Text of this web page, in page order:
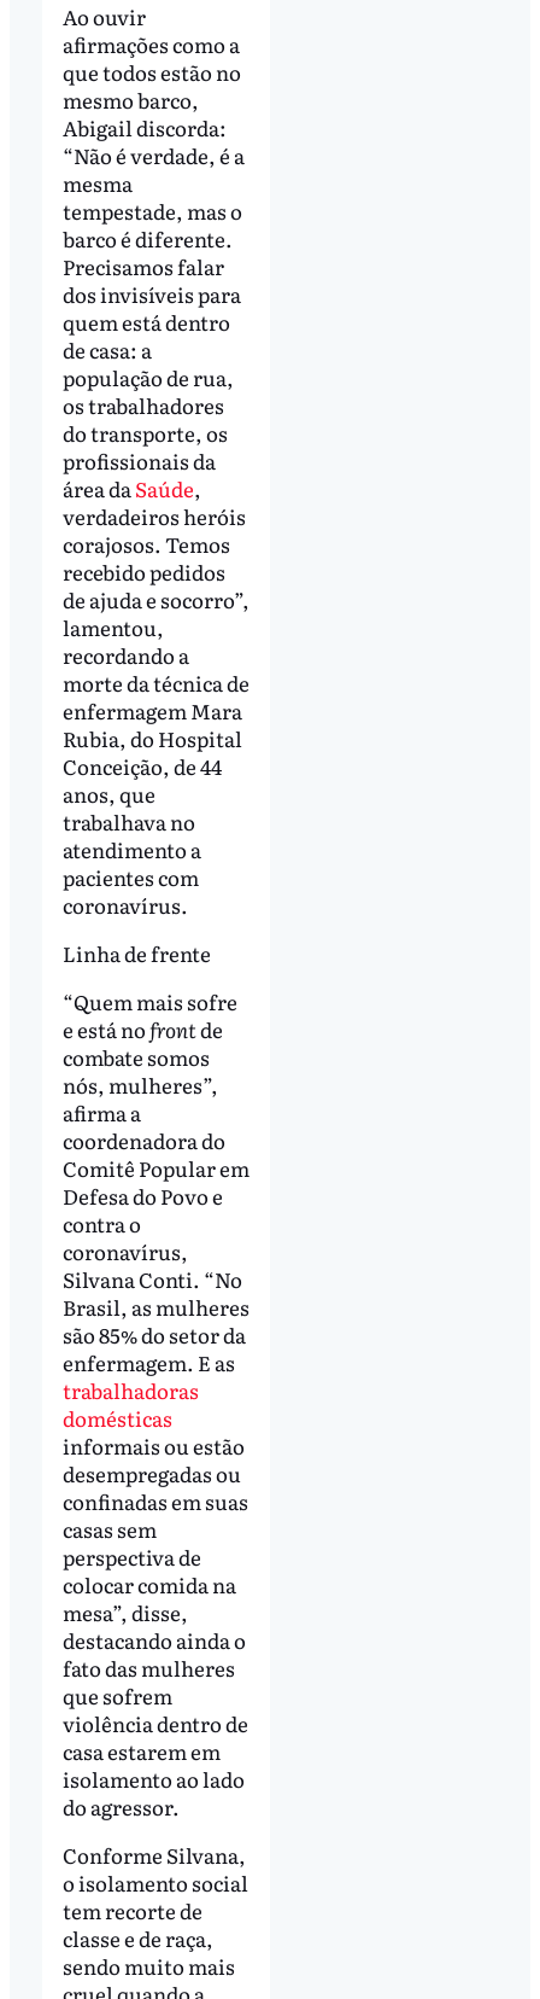
Ao ouvir
afirmações como a
que todos estão no
mesmo barco,
Abigail discorda:
“Não é verdade, é a
mesma
tempestade, mas o
barco é diferente.
Precisamos falar
dos invisíveis para
quem está dentro
de casa: a
população de rua,
os trabalhadores
do transporte, os
profissionais da
área daSaúde,
verdadeiros heróis
corajosos. Temos
recebido pedidos
de ajuda e socorro”,
lamentou,
recordando a
morte da técnica de
enfermagem Mara
Rubia, do Hospital
Conceição, de 44
anos, que
trabalhava no
atendimento a
pacientes com
coronavírus.
Linha de frente
“Quem mais sofre
e está nofrontde
combate somos
nós, mulheres”,
afirma a
coordenadora do
Comitê Popular em
Defesa do Povo e
contra o
coronavírus,
Silvana Conti. “No
Brasil, as mulheres
são 85% do setor da
enfermagem. E as
trabalhadoras
domésticas
informais ou estão
desempregadas ou
confinadas em suas
casas sem
perspectiva de
colocar comida na
mesa”, disse,
destacando ainda o
fato das mulheres
que sofrem
violência dentro de
casa estarem em
isolamento ao lado
do agressor.
Conforme Silvana,
o isolamento social
tem recorte de
classe e de raça,
sendo muito mais